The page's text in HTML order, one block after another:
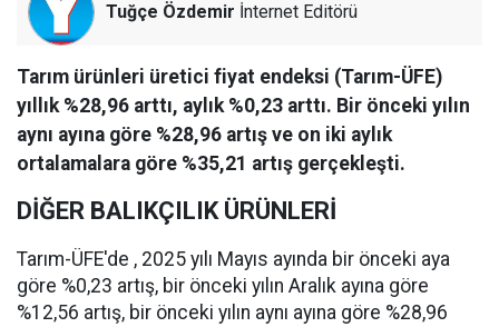
Tuğçe Özdemir İnternet Editörü
Tarım ürünleri üretici fiyat endeksi (Tarım-ÜFE)
yıllık %28,96 arttı, aylık %0,23 arttı. Bir önceki yılın
aynı ayına göre %28,96 artış ve on iki aylık
ortalamalara göre %35,21 artış gerçekleşti.
DİĞER BALIKÇILIK ÜRÜNLERİ
Tarım-ÜFE'de , 2025 yılı Mayıs ayında bir önceki aya
göre %0,23 artış, bir önceki yılın Aralık ayına göre
%12,56 artış, bir önceki yılın aynı ayına göre %28,96